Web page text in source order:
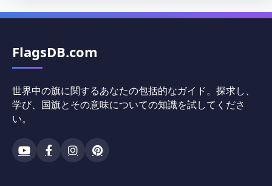
FlagsDB.com
世界中の旗に関するあなたの包括的なガイド。探求し、
学び、国旗とその意味についての知識を試してくださ
い。